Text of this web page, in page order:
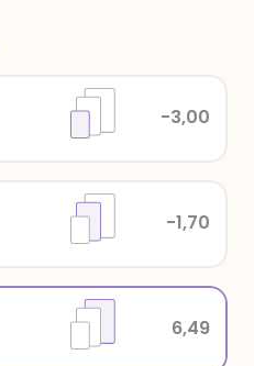
6,49
-1,70
-3,00